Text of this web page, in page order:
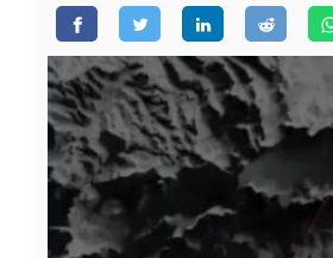
रिलेशनशिप
जीवन मंत्रा
फूड
सेहत
ब्‍यूटी